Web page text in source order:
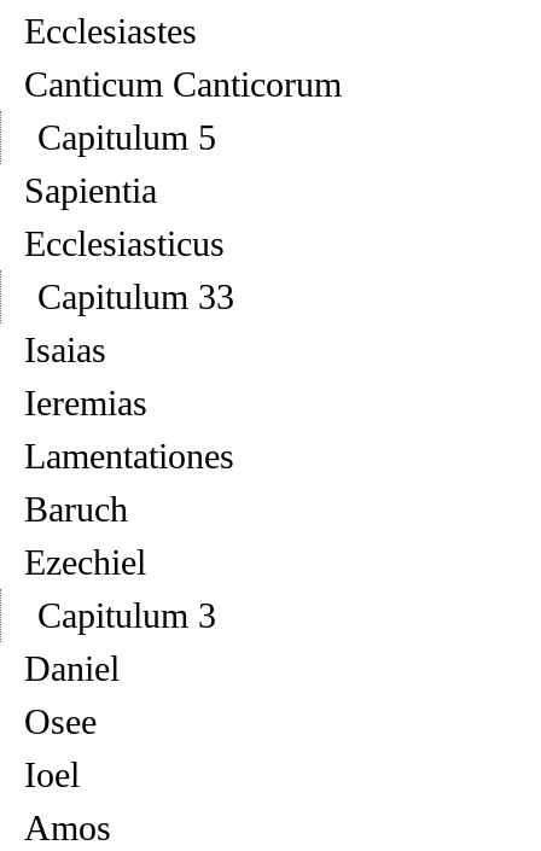
Ecclesiastes
Canticum Canticorum
Capitulum 5
Sapientia
Ecclesiasticus
Capitulum 33
Isaias
Ieremias
Lamentationes
Baruch
Ezechiel
Capitulum 3
Daniel
Osee
Ioel
Amos